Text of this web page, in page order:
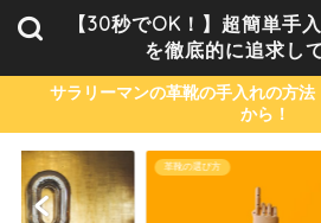
【30秒でOK！】超簡単手
を徹底的に追求し
サラリーマンの革靴の手入れの方法
から！
革靴の選び方